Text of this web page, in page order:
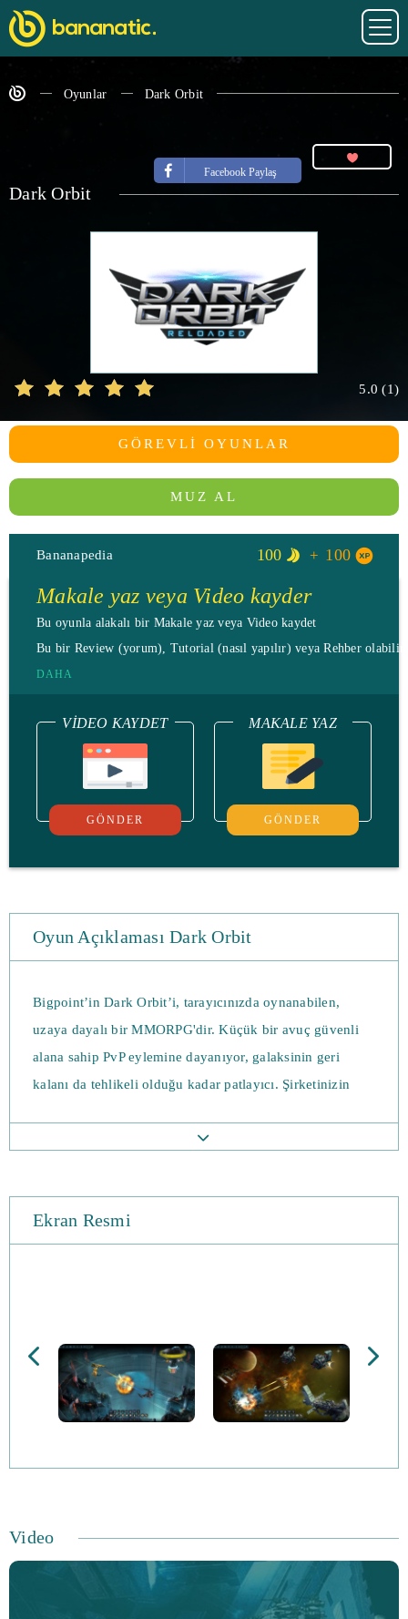
Oyunlar Dark Orbit
Facebook Paylaş
Dark Orbit
5.0 (1)
GÖREVLI OYUNLAR
MUZ AL
Bananapedia 100 100
Makale yaz veya Video kayder
Bu oyunla alakalı bir Makale yaz veya Video kaydet
Bu bir Review (yorum), Tutorial (nasıl yapılır) veya Rehber
DAHA
VIDEO KAYDET
GÖNDER
MAKALE YAZ
GÖNDER
Oyun Açıklaması Dark Orbit
Bigpoint’in Dark Orbit’i, tarayıcınızda oynanabilen,
uzaya dayalı bir MMORPG'dir. Küçük bir avuç güvenli
alana sahip PvP eylemine dayanıyor, galaksinin geri
kalanı da tehlikeli olduğu kadar patlayıcı. Şirketinizin
sektörleri fethetmekle görevlendiriliyorsunuz. Üç büyük
mücadele ederken, gerçek dünyadaki binlerce düşmana
karşı Dark Orbit oynayın. Her biri farklı hedeflerle hangi
şirkette çalışmak istediğiniz sorulur. Grupları değiş tokuş
Mars Mining operasyonu, kar ve fırsatçılığa
odaklanırken, Earth Industries Corporation, şirkete
tamamen bağlı olmanızı ve ortak hedeflere doğru
galaksiyi korumak ve çalışanlarına adil davranmak
kullanmalısınız. Hangi şirketi seçerseniz seçin, değerli
kaynakları toplamalısınız ve günü kazanmak için tüm
Ekran Resmi
Video